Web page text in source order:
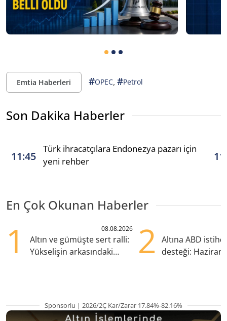
Emtia Haberleri #OPEC, #Petrol
Son Dakika Haberler
11:45
Türk ihracatçılara Endonezya pazarı için
yeni rehber
En Çok Okunan Haberler
1 08.08.2026
Altın ve gümüşte sert ralli:
Yükselişin arkasındaki
2
Altına ABD
desteği:
Sponsorlu | 2026/2Ç Kar/Zarar 17.84%-82.16%